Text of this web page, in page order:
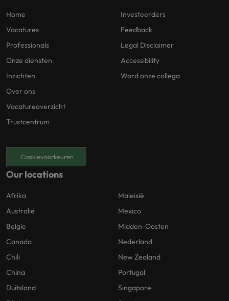
Home
Vacatures
Professionals
Onze diensten
Inzichten
Over ons
Vacatureoverzicht
Trustcentrum
Investeerders
Feedback
Legal Disclaimer
Accessibility
Word onze collega
Cookievoorkeuren
Our locations
Afrika
Australië
Belgie
Canada
Chili
China
Duitsland
Maleisië
Mexico
Midden-Oosten
Nederland
New Zealand
Portugal
Singapore